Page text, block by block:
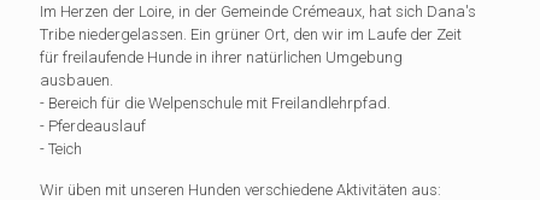
Im Herzen der Loire, in der Gemeinde Crémeaux, hat sich Dana's
Tribe niedergelassen. Ein grüner Ort, den wir im Laufe der Zeit
für freilaufende Hunde in ihrer natürlichen Umgebung
ausbauen.
- Bereich für die Welpenschule mit Freilandlehrpfad.
- Pferdeauslauf
- Teich
Wir üben mit unseren Hunden verschiedene Aktivitäten aus: